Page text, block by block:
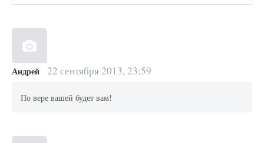
Андрей 22 сентября 2013, 23:59
По вере вашей будет вам!